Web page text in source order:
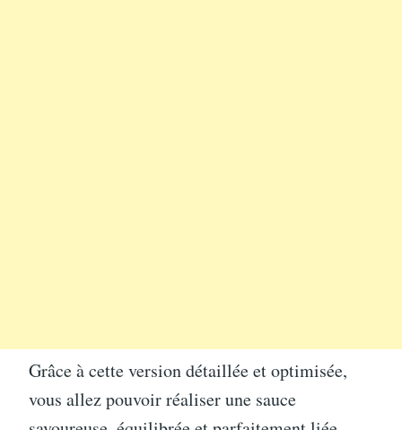
Grâce à cette version détaillée et optimisée,
vous allez pouvoir réaliser une sauce